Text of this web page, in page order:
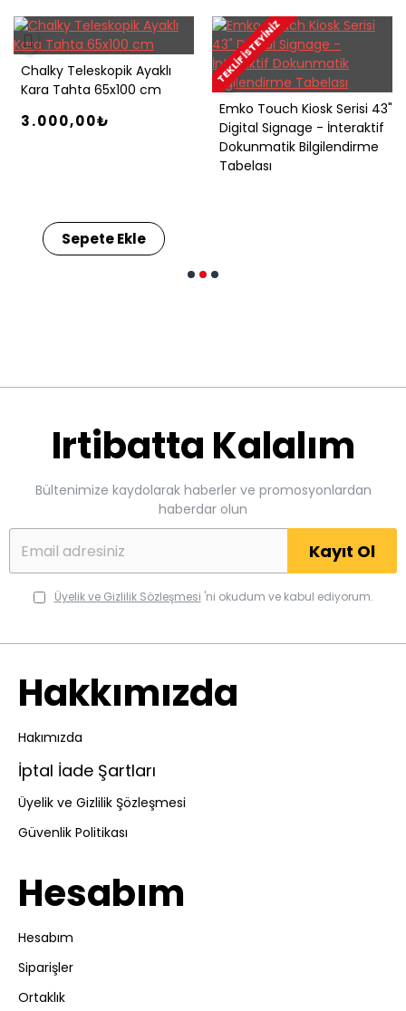
Chalky Teleskopik Ayaklı
Kara Tahta 65x100 cm
3.000,00₺
Sepete Ekle
TEKLIF İSTEYINIZ
Emko Touch Kiosk Serisi 43"
Digital Signage - İnteraktif
Dokunmatik Bilgilendirme
Tabelası
Irtibatta Kalalım
Bültenimize kaydolarak haberler ve promosyonlardan
haberdar olun
Kayıt Ol
Üyelik ve Gizlilik Sözleşmesi 'ni okudum ve kabul ediyorum.
Hakkımızda
Hakımızda
İptal İade Şartları
Üyelik ve Gizlilik Şözleşmesi
Güvenlik Politikası
Hesabım
Hesabım
Siparişler
Ortaklık